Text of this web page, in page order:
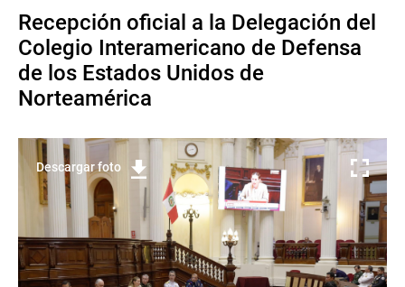
Recepción oficial a la Delegación del
Colegio Interamericano de Defensa
de los Estados Unidos de
Norteamérica
Descargar foto